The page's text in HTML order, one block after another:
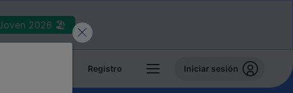
2026 🏖️
Registro Iniciar sesión